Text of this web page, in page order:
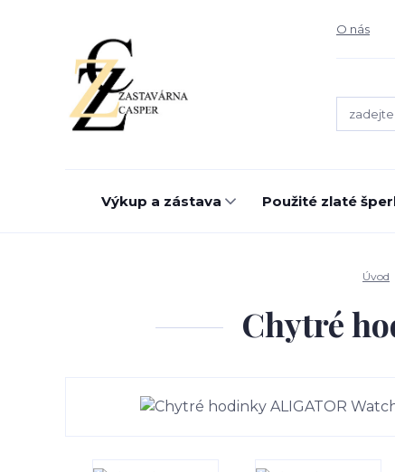
O nás
Výkup a zástava Použité zlaté
Úvod
Chytré